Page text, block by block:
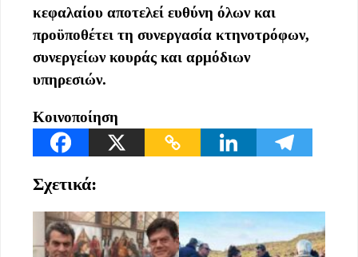
κεφαλαίου αποτελεί ευθύνη όλων και
προϋποθέτει τη συνεργασία κτηνοτρόφων,
συνεργείων κουράς και αρμόδιων
υπηρεσιών.
Κοινοποίηση
Σχετικά: